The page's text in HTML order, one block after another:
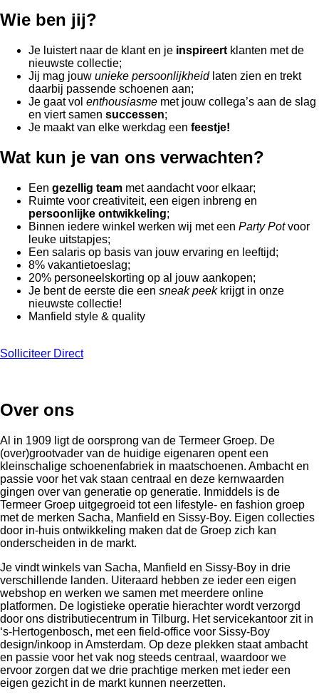
Wie ben jij?
Je luistert naar de klant en je inspireert klanten met de
nieuwste collectie;
Jij mag jouw unieke persoonlijkheidlaten zien en trekt
daarbij passende schoenen aan;
Je gaat vol enthousiasme met jouw collega’s aan de slag
en viert samen successen;
Je maakt van elke werkdag een feestje!
Wat kun je van ons verwachten?
Een gezellig team met aandacht voor elkaar;
Ruimte voor creativiteit, een eigen inbreng en
persoonlijke ontwikkeling;
Binnen iedere winkel werken wij met een Party Potvoor
leuke uitstapjes;
Een salaris op basis van jouw ervaring en leeftijd;
8% vakantietoeslag;
20% personeelskorting op al jouw aankopen;
Je bent de eerste die een sneak peekkrijgt in onze
nieuwste collectie!
Manfield style & quality
Solliciteer Direct
Over ons
Al in 1909 ligt de oorsprong van de Termeer Groep. De
(over)grootvader van de huidige eigenaren opent een
kleinschalige schoenenfabriek in maatschoenen. Ambacht en
passie voor het vak staan centraal en deze kernwaarden
gingen over van generatie op generatie. Inmiddels is de
Termeer Groep uitgegroeid tot een lifestyle- en fashion groep
met de merken Sacha, Manfield en Sissy-Boy. Eigen collecties
door in-huis ontwikkeling maken dat de Groep zich kan
onderscheiden in de markt.
Je vindt winkels van Sacha, Manfield en Sissy-Boy in drie
verschillende landen. Uiteraard hebben ze ieder een eigen
webshop en werken we samen met meerdere online
platformen. De logistieke operatie hierachter wordt verzorgd
door ons distributiecentrum in Tilburg. Het servicekantoor zit in
‘s-Hertogenbosch, met een field-office voor Sissy-Boy
design/inkoop in Amsterdam. Op deze plekken staat ambacht
en passie voor het vak nog steeds centraal, waardoor we
ervoor zorgen dat we drie prachtige merken met ieder een
eigen gezicht in de markt kunnen neerzetten.